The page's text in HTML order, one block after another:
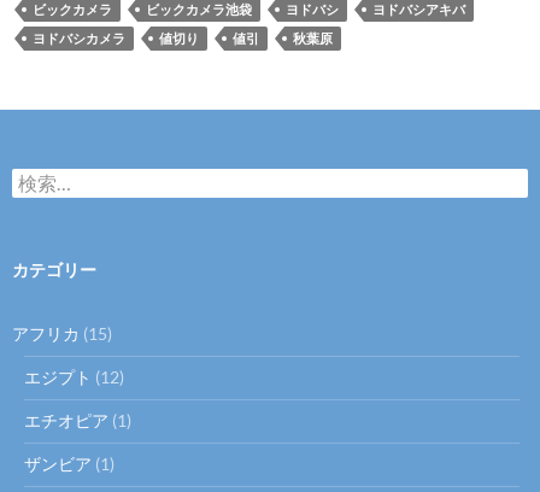
ビックカメラ ビックカメラ池袋 ヨドバシ
ヨドバシアキバ
ヨドバシカメラ
値切り 値引 秋葉原
検
索:
カテゴリー
アフリカ (15)
エジプト (12)
エチオピア (1)
ザンビア (1)